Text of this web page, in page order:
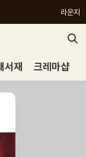
라운지
서재 크레마샵